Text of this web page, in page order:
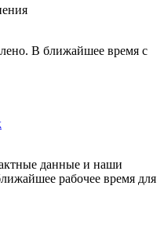
В ближайшее время с
данные и наши
рабочее время для